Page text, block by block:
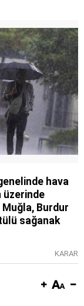
hava
üzerinde
Burdur
sağanak
KARAR